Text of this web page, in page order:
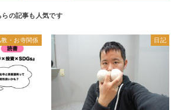
教・お寺関係 日記